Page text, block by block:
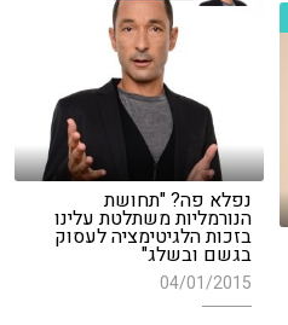
נפלא פה? "תחושת
הנורמליות משתלטת עלינו
בזכות הלגיטימציה לעסוק
בגשם ובשלג"
04/01/2015